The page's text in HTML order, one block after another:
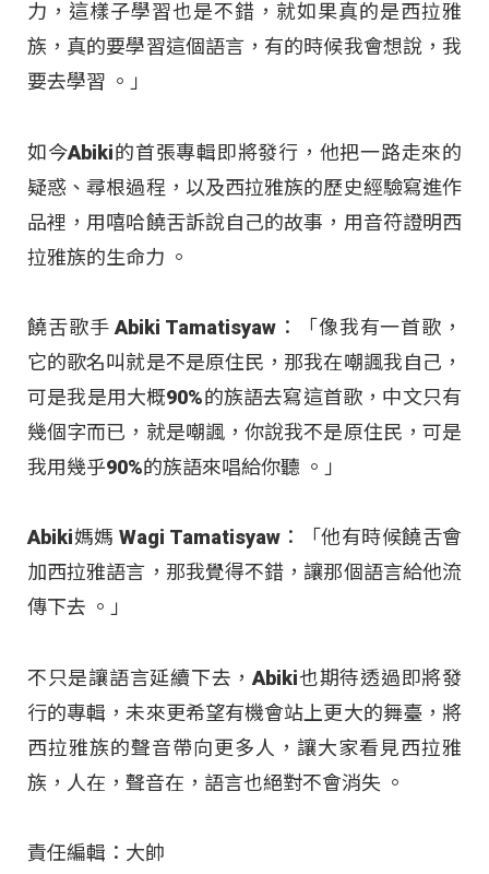
力，這樣子學習也是不錯，就如果真的是西拉雅
族，真的要學習這個語言，有的時候我會想說，我
要去學習 。」
如今Abiki的首張專輯即將發行，他把一路走來的
疑惑、尋根過程，以及西拉雅族的歷史經驗寫進作
品裡，用嘻哈饒舌訴說自己的故事，用音符證明西
拉雅族的生命力 。
饒舌歌手 Abiki Tamatisyaw：「像我有一首歌，
它的歌名叫就是不是原住民，那我在嘲諷我自己，
可是我是用大概90%的族語去寫這首歌，中文只有
幾個字而已，就是嘲諷，你說我不是原住民，可是
我用幾乎90%的族語來唱給你聽 。」
Abiki媽媽 Wagi Tamatisyaw：「他有時候饒舌會
加西拉雅語言，那我覺得不錯，讓那個語言給他流
傳下去 。」
不只是讓語言延續下去，Abiki也期待透過即將發
行的專輯，未來更希望有機會站上更大的舞臺，將
西拉雅族的聲音帶向更多人，讓大家看見西拉雅
族，人在，聲音在，語言也絕對不會消失 。
責任編輯：大帥